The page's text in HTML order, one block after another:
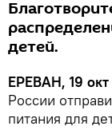
детей.
ЕРЕВАН, 19
России
питания для